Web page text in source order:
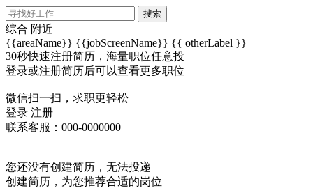
搜索
综合 附近
{{areaName}} {{jobScreenName}} {{ otherLabel }}
30秒快速注册简历，海量职位任意投
登录或注册简历后可以查看更多职位
微信扫一扫，求职更轻松
登录 注册
联系客服：000-0000000
您还没有创建简历，无法投递
创建简历，为您推荐合适的岗位